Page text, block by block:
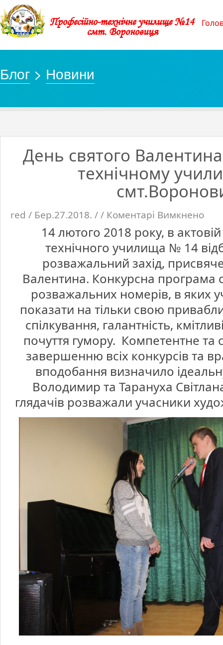
Професійно-технічне училище №14
смт. Вороновиця
Блог>Новини
День святого
технічному
red / Бер.27.2018. / / Коментарі ВимкненоДень
в
14
14 лютого 2018 року, в
технічного училища № 14
розважальний захід,
Валентина. Конкурсна програма
розважальних номерів, в яких
показати на тільки свою
спілкування, галантність,
почуття гумору. Компетентне та
завершенню всіх конкурсів та
вподобання визначило
Володимир та Тарануха
глядачів розважали учасники